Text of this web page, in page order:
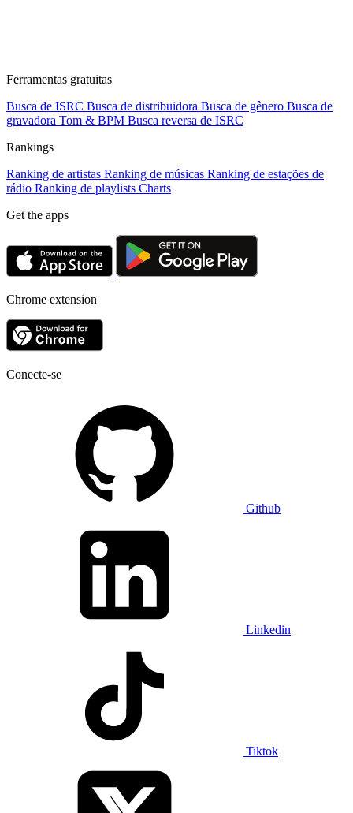
Ferramentas gratuitas
Busca de ISRC Busca de distribuidora Busca de gênero Busca de
gravadora Tom & BPM Busca reversa de ISRC
Rankings
Ranking de artistas Ranking de músicas Ranking de estações de
rádio Ranking de playlists Charts
Get the apps
Chrome extension
Conecte-se
Github
Linkedin
Tiktok